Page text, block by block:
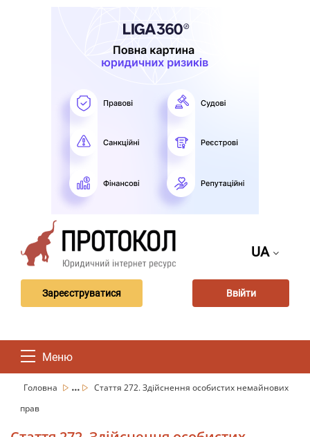
UA
Зареєструватися Ввійти
Меню
Головна ...
Стаття 272. Здійснення особистих немайнових
прав